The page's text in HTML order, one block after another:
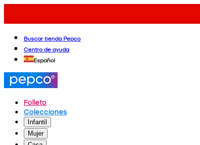
Buscar tienda Pepco
Centro de ayuda
Español
Folleto
Colecciones
Infantil
Mujer